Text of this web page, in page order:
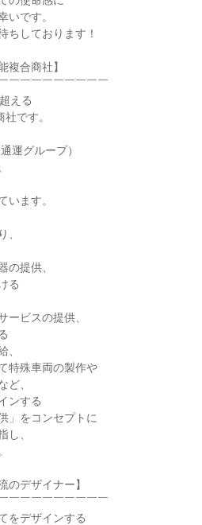
いです。
ちしております！
複合商社】
￣￣￣￣￣￣￣￣￣
える
です。
運グループ）
います。
、
の提供、
る
ービスの提供、
、
特殊車両の製作や
ど、
ンする
」をコンセプトに
し、
のデザイナー】
￣￣￣￣￣￣￣￣￣
をデザインする